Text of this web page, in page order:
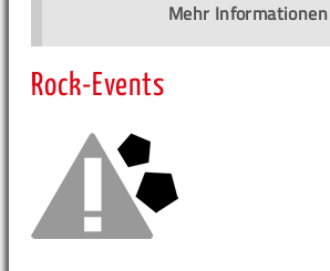
Mehr Informationen
Rock-Events